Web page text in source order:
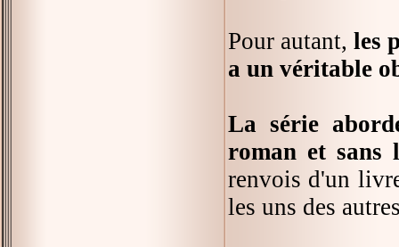
Pour autant,les
a un véritable
La série
roman et sans
renvois d'un
les uns des